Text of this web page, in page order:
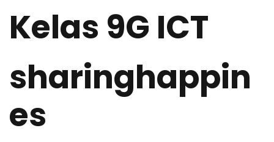
Kelas 9G ICT
sharinghappin
es